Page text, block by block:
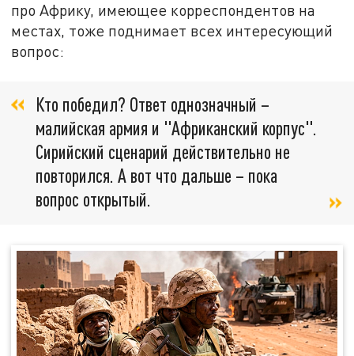
про Африку, имеющее корреспондентов на
местах, тоже поднимает всех интересующий
вопрос:
Кто победил? Ответ однозначный –
малийская армия и "Африканский корпус".
Сирийский сценарий действительно не
повторился. А вот что дальше – пока
вопрос открытый.